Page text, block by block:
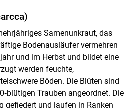
Samenunkraut, das
Bodenausläufer vermehren
und im Herbst und bildet eine
werden feuchte,
Böden. Die Blüten sind
Trauben angeordnet. Die
gefiedert und laufen in Ranken